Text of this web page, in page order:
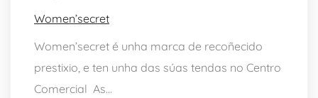
Women’secret
Women’secret é unha marca de recoñecido
prestixio, e ten unha das súas tendas no Centro
Comercial As...